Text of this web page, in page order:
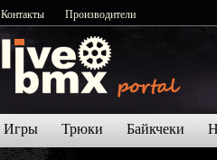
Контакты Производители
Игры Трюки Байкчеки